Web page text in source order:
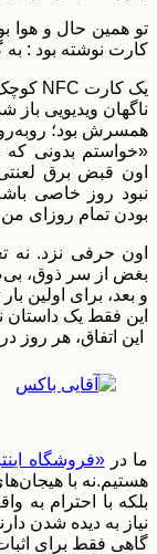
تو همین حال و هوا
کارت نوشته بود :
یک کارت NFC کوچک. اون را به گوشی‌اش نزدیک کرد.
ناگهان ویدیویی باز
همسرش بود؛
«خواستم بدونی
اون قبض برق
نبود روز خاصی
بودن تمام روزای
اون حرفی نزد. نه
بغض از سر ذوق،
و بعد، برای اولین
این فقط یک
این اتفاق، هر روز
ما در«فروشگاه
هستیم.نه با
بلکه با احترام به
نیاز به دیده شدن
گاهی فقط برای